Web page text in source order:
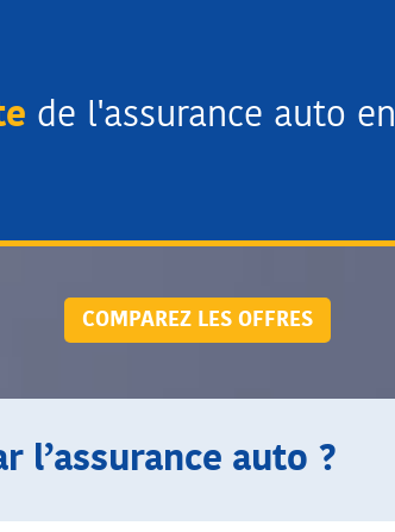
de l'assurance auto en
COMPAREZ LES OFFRES
l’assurance auto ?